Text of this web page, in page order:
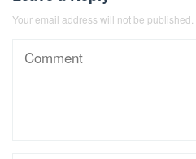
Your email address will not be published.